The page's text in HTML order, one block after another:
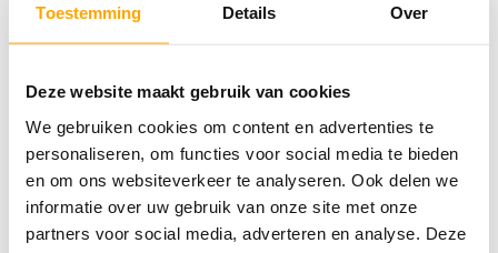
Toestemming Details Over
Deze website maakt gebruik van cookies
We gebruiken cookies om content en advertenties te
personaliseren, om functies voor social media te bieden
en om ons websiteverkeer te analyseren. Ook delen we
informatie over uw gebruik van onze site met onze
partners voor social media, adverteren en analyse. Deze
• Terracotta gemêleerd: bnr. 34.
Kenmerken